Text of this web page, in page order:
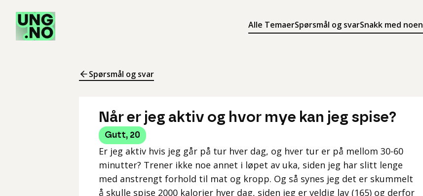
Alle TemaerSpørsmål og svarSnakk med noen
Søk
Meny
Spørsmål og svar
Når er jeg aktiv og hvor mye kan jeg spise?
Gutt, 20
Er jeg aktiv hvis jeg går på tur hver dag, og hver tur er på mellom 30-60
minutter? Trener ikke noe annet i løpet av uka, siden jeg har slitt lenge
med anstrengt forhold til mat og kropp. Og så synes jeg det er skummelt
å skulle spise 2000 kalorier hver dag, siden jeg er veldig lav (165) og derfor